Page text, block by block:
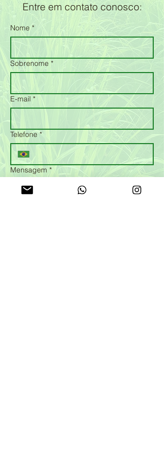
Entre em contato conosco:
Nome *
Sobrenome *
E-mail *
Telefone *
Mensagem *